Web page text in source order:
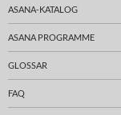
ASANA-KATALOG
ASANA PROGRAMME
GLOSSAR
FAQ